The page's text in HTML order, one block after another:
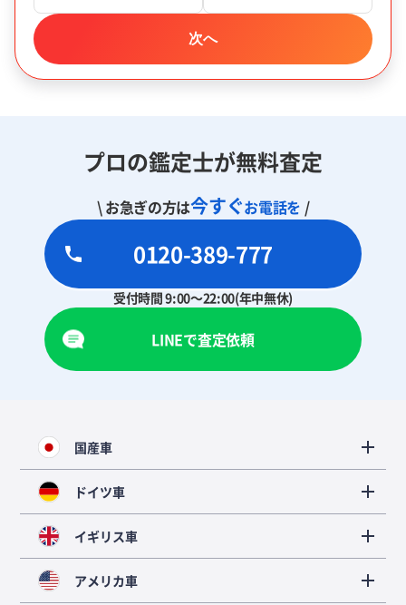
次へ
プロの鑑定士が無料査定
\ お急ぎの方は今すぐお電話を /
0120-389-777
受付時間 9:00～22:00(年中無休)
LINEで査定依頼
国産車
ドイツ車
イギリス車
アメリカ車